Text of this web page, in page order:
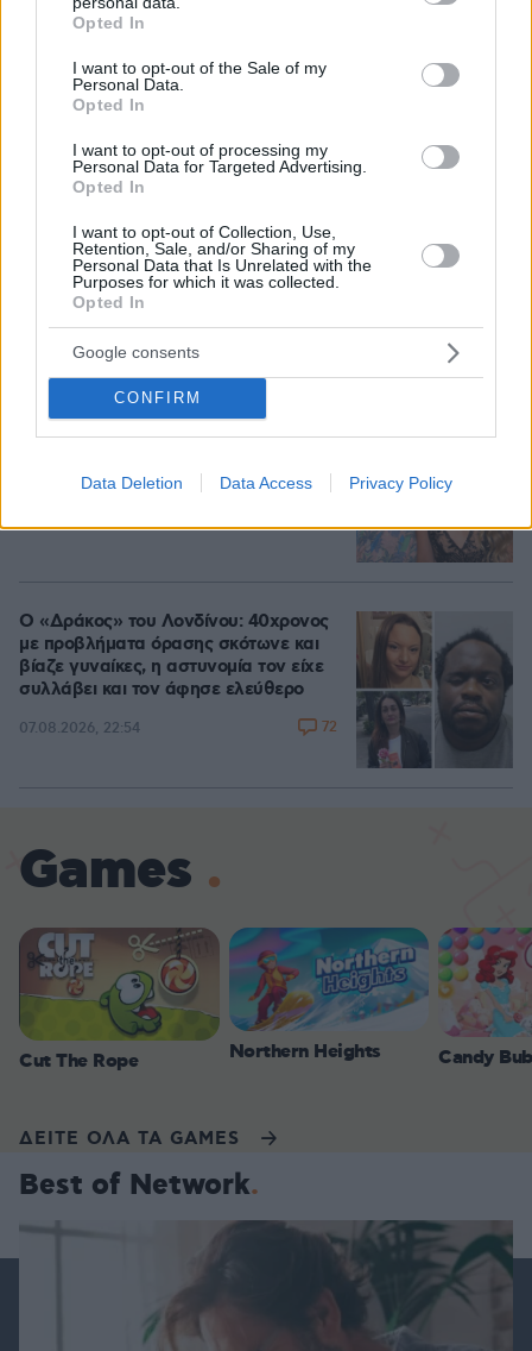
grant or deny consent to Google and its third-party tags to
use your data for below specified purposes in below Google
consent section.
Opted In
I want to opt-out of the Sale of my
Personal Data.
Opted In
I want to opt-out of processing my
Personal Data for Targeted Advertising.
Opted In
I want to opt-out of Collection, Use,
Retention, Sale, and/or Sharing of my
Personal Data that Is Unrelated with the
Purposes for which it was collected.
Opted In
Google consents
CONFIRM
Data Deletion Data Access Privacy Policy
Τι έγραφαν οι ξένοι ανταποκριτές σε
τηλεγραφήματά τους από τη Μικρά
08.08.2026, 10:26
Τουρίστας στην Κρήτη ζητά... τιμή για
να ασελγήσει σε ανήλικη, τι
καταγγέλλει ο ιδιοκτήτης επιχείρησης
07.08.2026, 18:22
Η φωτογραφία του Τσιτσιπά αγκαλιά
με τη σύντροφό του στην Ελβετία και
Ο «Δράκος» του Λονδίνου: 40χρονος
με προβλήματα όρασης σκότωνε και
βίαζε γυναίκες, η αστυνομία τον είχε
συλλάβει και τον άφησε ελεύθερο
07.08.2026, 22:54 72
Games
Cut The Rope Northern Heights Candy
ΔΕΙΤΕ ΟΛΑ ΤΑ GAMES
Best of Network